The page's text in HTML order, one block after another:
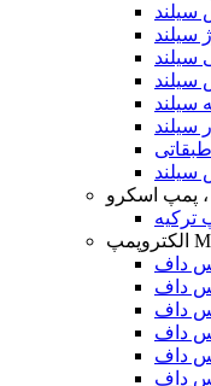
سیلند
پمپ اسکرو
ترکیه
داف
داف
داف
داف
داف
داف